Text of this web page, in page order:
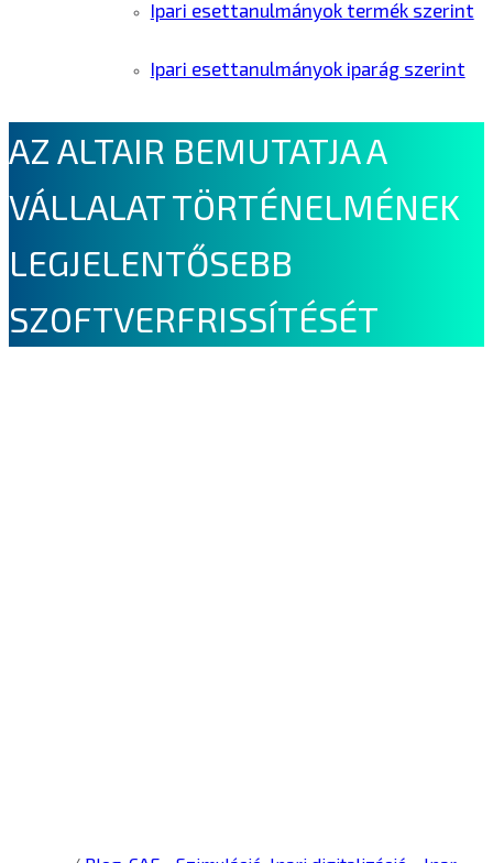
Ipari esettanulmányok termék szerint
Ipari esettanulmányok iparág szerint
AZ ALTAIR BEMUTATJA A
VÁLLALAT TÖRTÉNELMÉNEK
LEGJELENTŐSEBB
SZOFTVERFRISSÍTÉSÉT